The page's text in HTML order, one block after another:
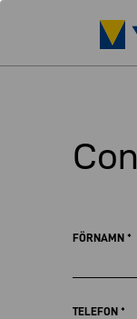
FÖRNAMN *
TELEFON *